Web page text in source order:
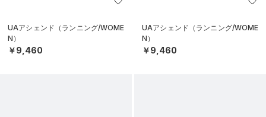
UAアシェンド（ランニング/WOME
N）
￥9,460
UAアシェンド（ランニング/WOME
N）
￥9,460